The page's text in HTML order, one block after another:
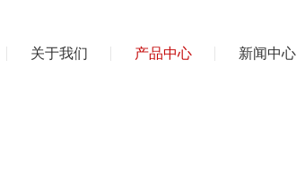
关于我们 产品中心 新闻中心